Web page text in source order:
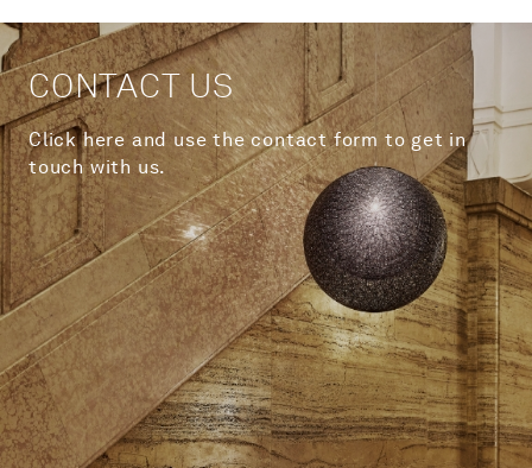
CONTACT US
Click here and use the contact form to get in
touch with us.